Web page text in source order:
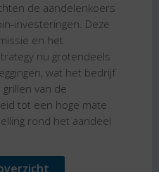
de aandelenkoers
investeringen. Deze
en het
nu grotendeels
wat het bedrijf
van de
tot een hoge mate
rond het aandeel